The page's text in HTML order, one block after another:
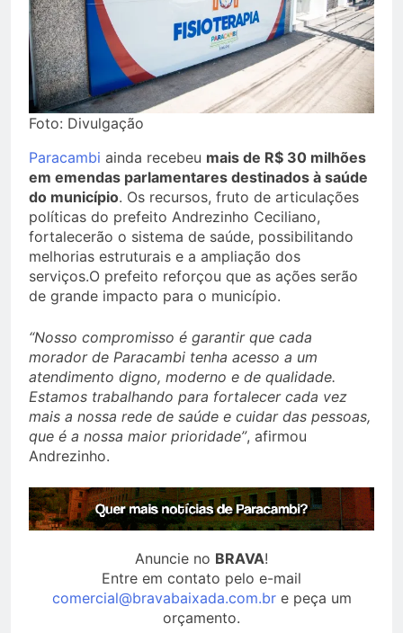
Foto: Divulgação
Paracambi ainda recebeu mais de R$ 30 milhões
em emendas parlamentares destinados à saúde
do município. Os recursos, fruto de articulações
políticas do prefeito Andrezinho Ceciliano,
fortalecerão o sistema de saúde, possibilitando
melhorias estruturais e a ampliação dos
serviços.O prefeito reforçou que as ações serão
de grande impacto para o município.
“Nosso compromisso é garantir que cada
morador de Paracambi tenha acesso a um
atendimento digno, moderno e de qualidade.
Estamos trabalhando para fortalecer cada vez
mais a nossa rede de saúde e cuidar das pessoas,
que é a nossa maior prioridade”, afirmou
Andrezinho.
Anuncie no BRAVA!
Entre em contato pelo e-mail
comercial@bravabaixada.com.bre peça um
orçamento.